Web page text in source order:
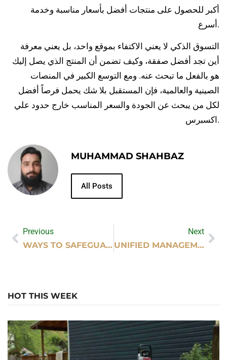
أكبر للحصول على منتجات أفضل بأسعار مناسبة وخدمة
أسرع.
التسوق الذكي لا يعني الاكتفاء بموقع واحد، بل يعني معرفة
أين تجد أفضل صفقة، وكيف تضمن أن المنتج الذي يصل إليك
هو بالفعل ما تبحث عنه. ومع التوسع الكبير في المنصات
الصينية والعالمية، فإن المستقبل بلا شك يحمل فرصاً أفضل
لكل من يبحث عن الجودة والسعر المناسب خارج حدود علي
اكسبرس.
MUHAMMAD SHAHBAZ
All Posts
Previous
WAYS TO SAFEGUARD YOUR MENTAL WELL-BEING
Next
UNIFIED MANAGEMENT SYSTEMS
HOT THIS WEEK